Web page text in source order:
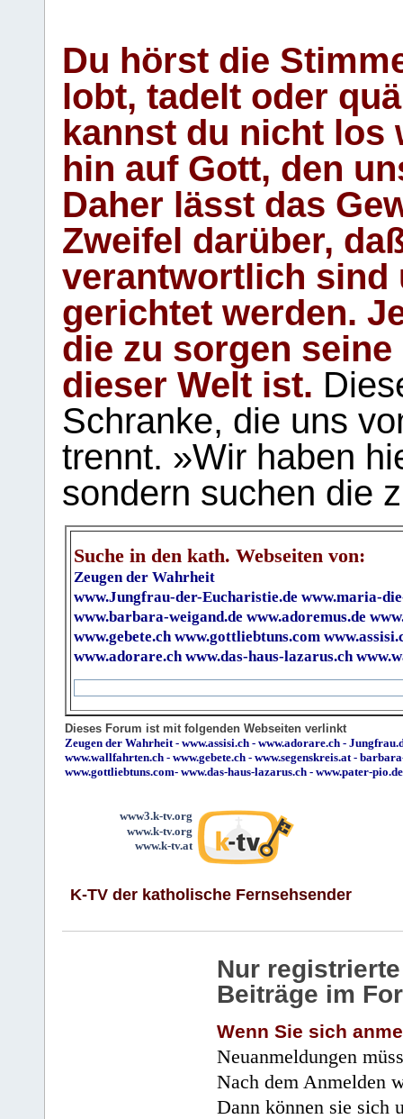
Du hörst die
lobt, tadelt oder
kannst du nicht los
hin auf Gott, den
Daher lässt das
Zweifel darüber,
verantwortlich sind
gerichtet werden.
die zu sorgen
dieser Welt ist.
Schranke, die uns
trennt. »Wir haben
sondern suchen die
Suche in den kath. Webseiten von:
Zeugen der Wahrheit
www.Jungfrau-der-Eucharistie.de www.maria-
www.barbara-weigand.de www.adoremus.de
www.gebete.ch www.gottliebtuns.com
www.adorare.ch www.das-haus-lazarus.ch
Dieses Forum ist mit folgenden Webseiten verlinkt
Zeugen der Wahrheit- www.assisi.ch - www.adorare.ch -
www.wallfahrten.ch - www.gebete.ch - www.segenskreis.at-
www.gottliebtuns.com- www.das-haus-lazarus.ch - www.pater-pio.de
www3.k-tv.org
www.k-tv.org
www.k-tv.at
K-TV der katholische Fernsehsender
Nur
Beiträge im
Wenn Sie sich
Neuanmeldungen
Nach dem Anmelden
Dann können sie sich